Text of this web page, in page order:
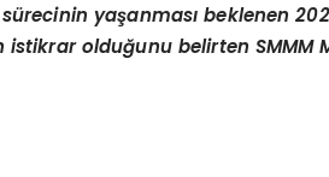
yaşanması beklenen
istikrar olduğunu belirten SMMM